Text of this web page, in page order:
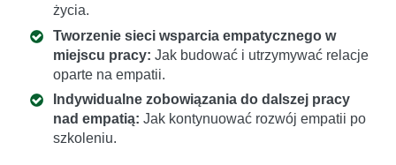
życia.
Tworzenie sieci wsparcia empatycznego w
miejscu pracy: Jak budować i utrzymywać relacje
oparte na empatii.
Indywidualne zobowiązania do dalszej pracy
nad empatią: Jak kontynuować rozwój empatii po
szkoleniu.